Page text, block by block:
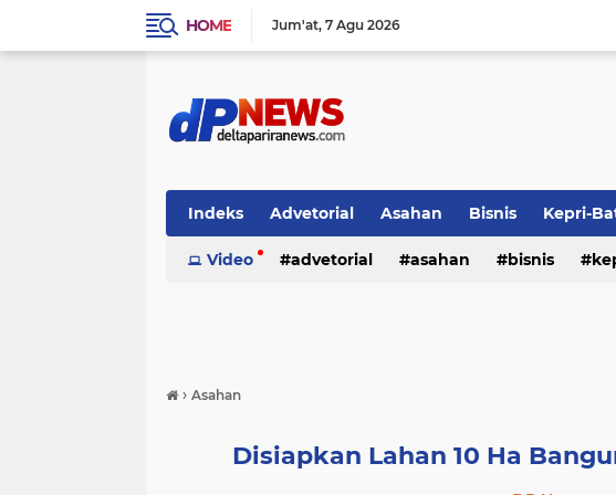
HOME Jum'at 7 Agu 2026
Indeks Advetorial Asahan Bisnis Kepri-
Video advetorial asahan bisnis
› Asahan
Disiapkan Lahan 10 Ha